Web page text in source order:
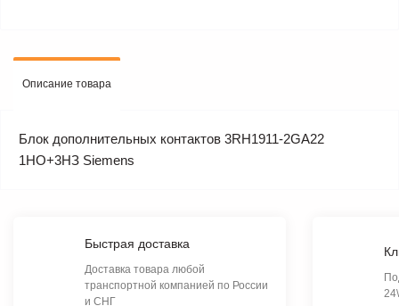
Описание товара
Блок дополнительных контактов 3RH1911-2GA22
1НО+3НЗ Siemens
Быстрая доставка
Доставка товара любой
транспортной компанией по России
и СНГ